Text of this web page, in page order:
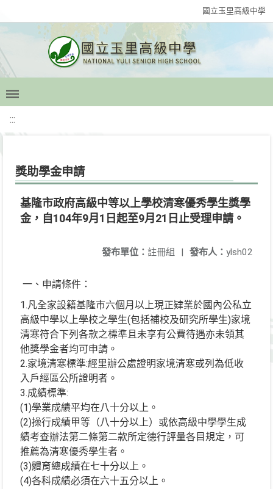
國立玉里高級中學
:::
獎助學金申請
基隆市政府高級中等以上學校清寒優秀學生獎學
金，自104年9月1日起至9月21日止受理申請。
發布人： ylsh02
發布單位： 註冊組 |
一、申請條件：
1.凡全家設籍基隆市六個月以上現正肄業於國內公私立
高級中學以上學校之學生(包括補校及研究所學生)家境
清寒符合下列各款之標準且未享有公費待遇亦未領其
他獎學金者均可申請。
2.家境清寒標準:經里辦公處證明家境清寒或列為低收
入戶經區公所證明者。
3.成績標準:
(1)學業成績平均在八十分以上。
(2)操行成績甲等（八十分以上）或依高級中學學生成
績考查辦法第二條第二款所定德行評量各目規定，可
推薦為清寒優秀學生者。
(3)體育總成績在七十分以上。
(4)各科成績必須在六十五分以上。